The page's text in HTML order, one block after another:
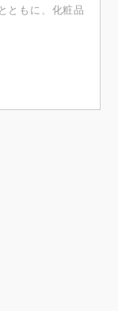
ともに、化粧品